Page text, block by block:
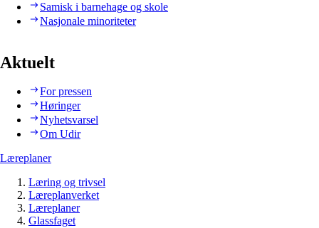
Samisk i barnehage og skole
Nasjonale minoriteter
Aktuelt
For pressen
Høringer
Nyhetsvarsel
Om Udir
Læreplaner
Læring og trivsel
Læreplanverket
Læreplaner
Glassfaget